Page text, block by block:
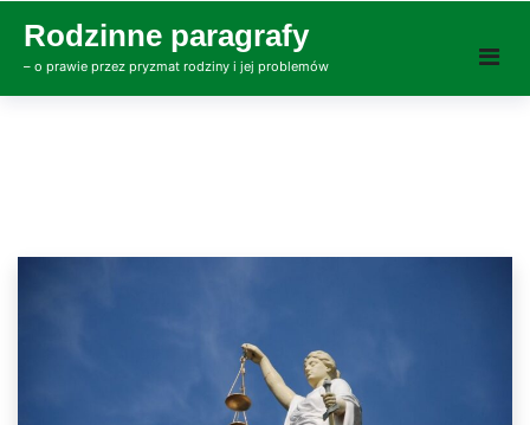
content
Rodzinne paragrafy
– o prawie przez pryzmat rodziny i jej problemów